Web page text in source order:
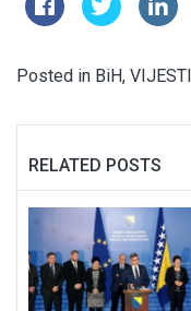
Posted in BiH, VIJESTI
RELATED POSTS